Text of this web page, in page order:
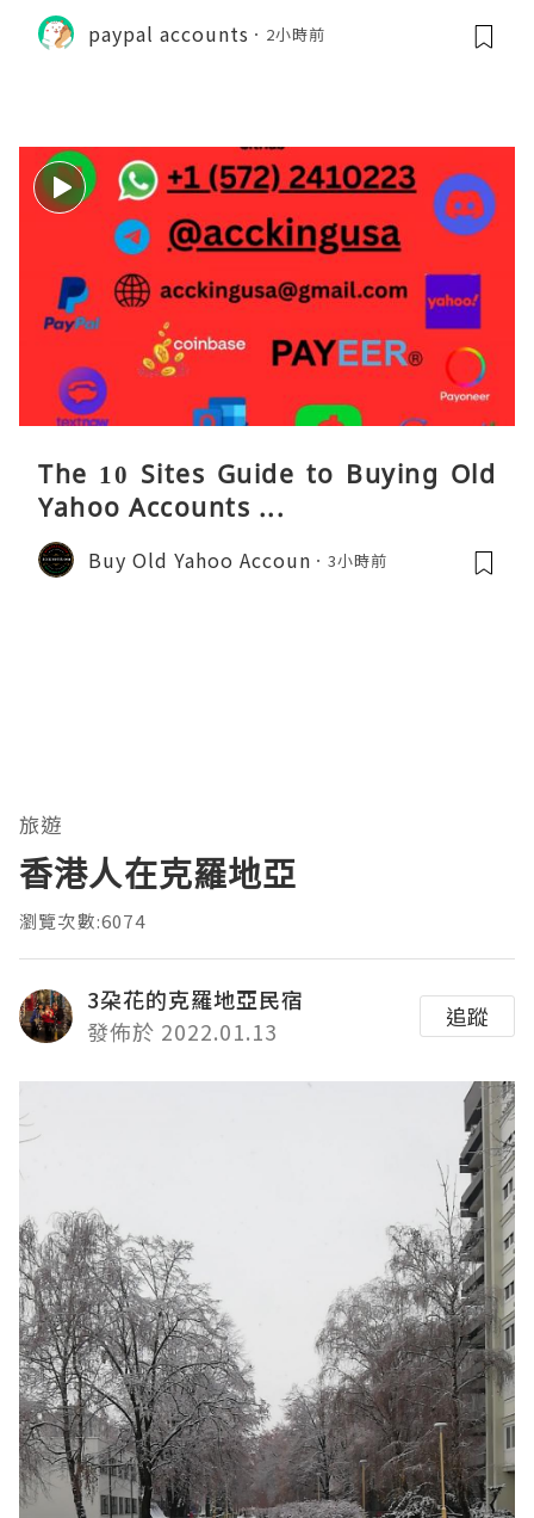
paypal accounts 2小時前
The 10 Sites Guide to Buying Old
Yahoo Accounts ...
Buy Old Yahoo Accoun 3小時前
旅遊
香港人在克羅地亞
瀏覽次數:6074
3朶花的克羅地亞民宿
發佈於 2022.01.13
追蹤